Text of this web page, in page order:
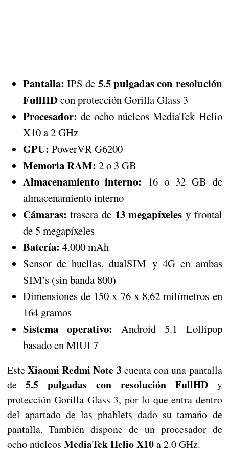
Pantalla: IPS de 5.5 pulgadas con resolución
FullHDcon protección Gorilla Glass 3
Procesador: de ocho núcleos MediaTek Helio
X10 a 2 GHz
GPU: PowerVR G6200
Memoria RAM: 2 o 3 GB
Almacenamiento interno: 16 o 32 GB de
almacenamiento interno
Cámaras:trasera de13 megapíxeles y frontal
de 5 megapíxeles
Batería: 4.000 mAh
Sensor de huellas, dualSIM y 4G en ambas
SIM’s (sin banda 800)
Dimensiones de 150 x 76 x 8,62 milímetros en
164 gramos
Sistema operativo: Android 5.1 Lollipop
basado en MIUI 7
Este Xiaomi Redmi Note 3cuenta con una pantalla
de5.5 pulgadas con resolución FullHDy
protección Gorilla Glass 3, por lo que entra dentro
del apartado de las phablets dado su tamaño de
pantalla. También dispone de un procesador de
ocho núcleos MediaTek Helio X10a 2.0 GHz.